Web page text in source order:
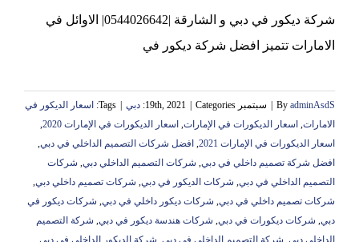
شركة ديكور في دبي و الشارقة |0544026642| الاوائل في
الامارات تتميز افضل شركة ديكور في
By adminAsdS سبتمبر 19th, 2021 Categories: دبي Tags:
اسعار الديكور في
الامارات, اسعار الديكورات في الإمارات, اسعار الديكورات في الإمارات 2020
,
اسعار الديكورات في الإمارات 2021
, افضل شركات التصميم الداخلي في دبي,
افضل شركة تصميم داخلي في دبي, شركات التصميم الداخلي دبي, شركات
التصميم الداخلي في دبي, شركات الديكور في دبي, شركات تصميم داخلي دبي,
شركات تصميم داخلي في دبي, شركات ديكور داخلي في دبي, شركات ديكور في
دبي, شركات ديكورات في دبي, شركات هندسة ديكور في دبي, شركة التصميم